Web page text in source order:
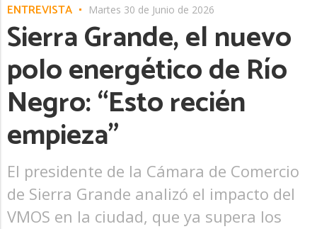
ENTREVISTA Martes 30 de Junio de 2026
Sierra Grande, el nuevo
polo energético de Río
Negro: “Esto recién
empieza”
El presidente de la Cámara de Comercio
de Sierra Grande analizó el impacto del
VMOS en la ciudad, que ya supera los